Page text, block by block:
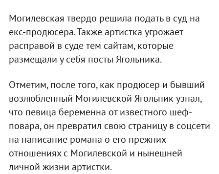
Могилевская твердо решила подать в суд на
екс-продюсера. Также артистка угрожает
расправой в суде тем сайтам, которые
размещали у себя посты Ягольника.
Отметим, после того, как продюсер и бывший
возлюбленный Могилевской Ягольник узнал,
что певица беременна от известного шеф-
повара, он превратил свою страницу в соцсети
на написание романа о его прежних
отношениях с Могилевской и нынешней
личной жизни артистки.